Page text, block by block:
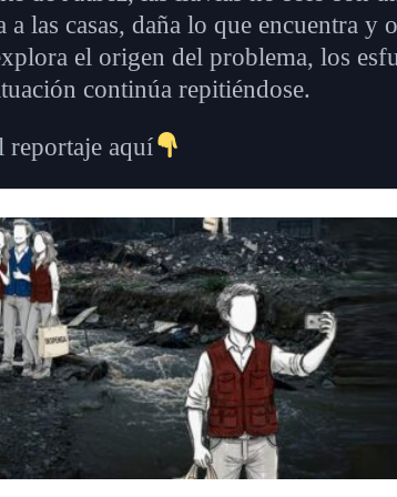
a las casas, daña lo que encuentra
el origen del problema, los
continúa repitiéndose.
reportaje aquí